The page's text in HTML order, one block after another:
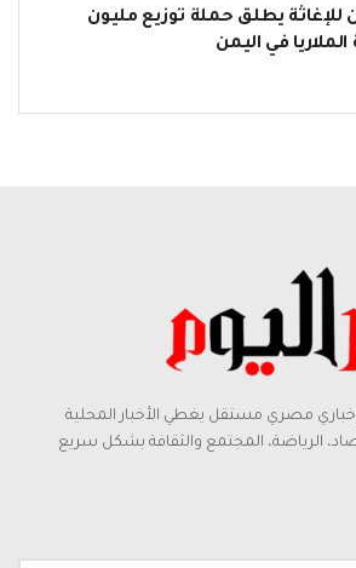
للإغاثة يطلق حملة توزيع مليون
في اليمن
إخباري مصري مستقل يغطي الأخبار المحلية
الرياضة، المجتمع والثقافة بشكل سريع